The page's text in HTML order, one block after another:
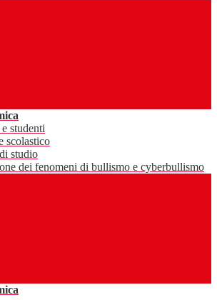
studenti
scolastico
studio
dei fenomeni di bullismo e cyberbullismo